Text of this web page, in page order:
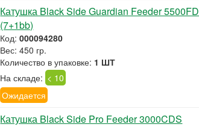
Катушка Black Side Guardian Feeder 5500FD
(7+1bb)
Код:000094280
Вес: 450 гр.
Количество в упаковке: 1 ШТ
На складе: < 10
Ожидается
Катушка Black Side Pro Feeder 3000CDS